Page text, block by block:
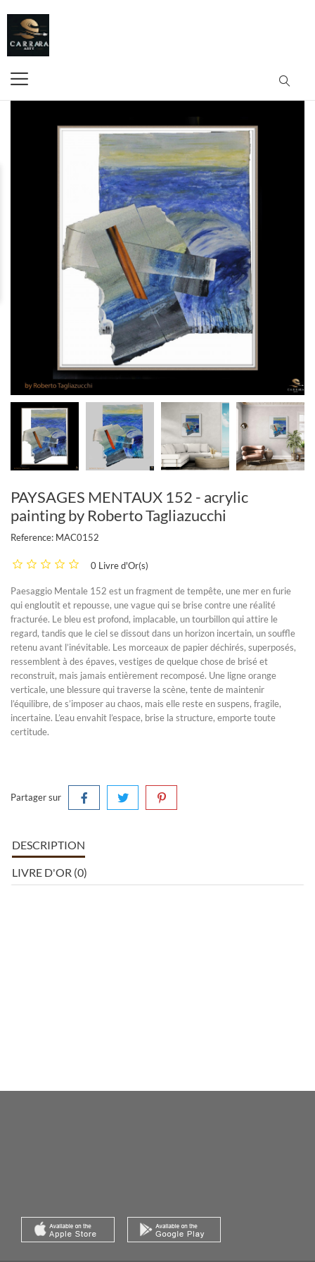
PAYSAGES MENTAUX 152 - acrylic
painting by Roberto Tagliazucchi
Reference: MAC0152
0 Livre d'Or(s)
Paesaggio Mentale 152 est un fragment de tempête, une mer en furie
qui engloutit et repousse, une vague qui se brise contre une réalité
fracturée. Le bleu est profond, implacable, un tourbillon qui attire le
regard, tandis que le ciel se dissout dans un horizon incertain, un souffle
retenu avant l’inévitable. Les morceaux de papier déchirés, superposés,
ressemblent à des épaves, vestiges de quelque chose de brisé et
reconstruit, mais jamais entièrement recomposé. Une ligne orange
verticale, une blessure qui traverse la scène, tente de maintenir
l’équilibre, de s’imposer au chaos, mais elle reste en suspens, fragile,
incertaine. L’eau envahit l’espace, brise la structure, emporte toute
certitude.
Partager sur
DESCRIPTION
LIVRE D'OR (0)